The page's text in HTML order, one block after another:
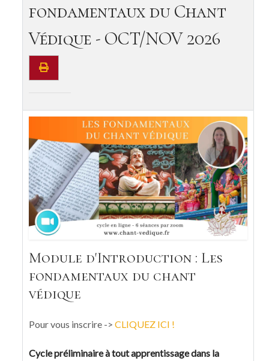
fondamentaux du Chant
Védique - OCT/NOV 2026
Module d'Introduction : Les
fondamentaux du chant
védique
Pour vous inscrire -> CLIQUEZ ICI !
Cycle préliminaire à tout apprentissage dans la